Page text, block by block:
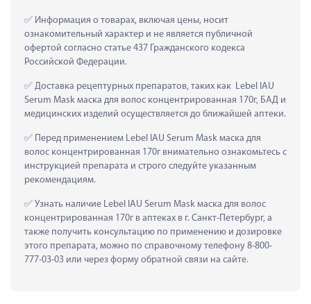
Информация о товарах, включая цены, носит
ознакомительный характер и не является публичной
офертой согласно статье 437 Гражданского кодекса
Российской Федерации.
Доставка рецептурных препаратов, таких как  Lebel IAU
Serum Mask маска для волос концентрированная 170г, БАД и
медицинских изделий осуществляется до ближайшей аптеки.
Перед применением Lebel IAU Serum Mask маска для
волос концентрированная 170г внимательно ознакомьтесь с
инструкцией препарата и строго следуйте указанным
рекомендациям.
Узнать наличие Lebel IAU Serum Mask маска для волос
концентрированная 170г в аптеках в г. Санкт-Петербург, а
также получить консультацию по применению и дозировке
этого препарата, можно по справочному телефону 8-800-
777-03-03 или через форму обратной связи на сайте.